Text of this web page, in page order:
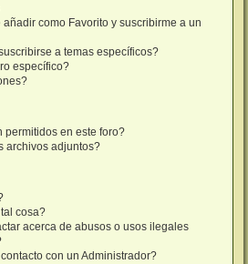
como Favorito y suscribirme a un
a temas específicos?
específico?
permitidos en este foro?
archivos adjuntos?
cosa?
acerca de abusos o usos ilegales
con un Administrador?